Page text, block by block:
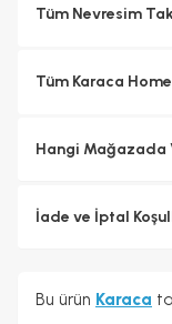
Tüm Nevresim
Tüm Karaca
Hangi Mağazada
İade ve İptal
Bu ürün Karaca